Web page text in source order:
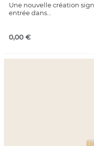
Une nouvelle création
entrée dans...
0,00 €